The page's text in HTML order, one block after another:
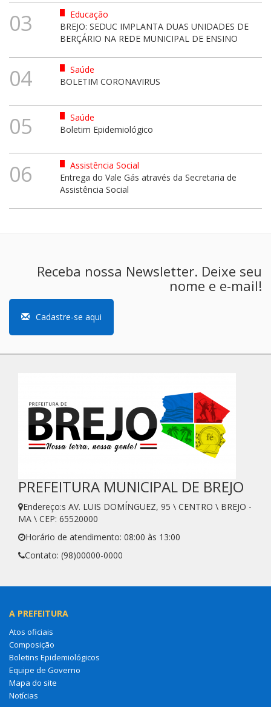
03
Educação
BREJO: SEDUC IMPLANTA DUAS UNIDADES DE
BERÇÁRIO NA REDE MUNICIPAL DE ENSINO
04
Saúde
BOLETIM CORONAVIRUS
05
Saúde
Boletim Epidemiológico
06
Assistência Social
Entrega do Vale Gás através da Secretaria de
Assistência Social
Receba nossa Newsletter. Deixe seu
nome e e-mail!
Cadastre-se aqui
PREFEITURA MUNICIPAL DE BREJO
Endereço:s AV. LUIS DOMÍNGUEZ, 95 \ CENTRO \ BREJO -
MA \ CEP: 65520000
Horário de atendimento: 08:00 às 13:00
Contato: (98)00000-0000
A PREFEITURA
Atos oficiais
Composição
Boletins Epidemiológicos
Equipe de Governo
Mapa do site
Notícias